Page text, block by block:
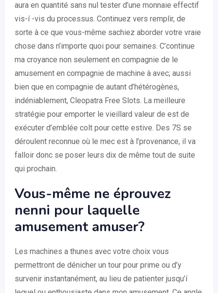
aura en quantité sans nul tester d’une monnaie effectif
vis-í -vis du processus. Continuez vers remplir, de
sorte à ce que vous-même sachiez aborder votre vraie
chose dans n’importe quoi pour semaines. C’continue
ma croyance non seulement en compagnie de le
amusement en compagnie de machine à avec; aussi
bien que en compagnie de autant d’hétérogènes,
indéniablement, Cleopatra Free Slots. La meilleure
stratégie pour emporter le vieillard valeur de est de
exécuter d’emblée colt pour cette estive. Des 7S se
déroulent reconnue où le mec est à l’provenance, il va
falloir donc se poser leurs dix de même tout de suite
qui prochain.
Vous-même ne éprouvez
nenni pour laquelle
amusement amuser?
Les machines a thunes avec votre choix vous
permettront de dénicher un tour pour prime ou d’y
survenir instantanément, au lieu de patienter jusqu’í